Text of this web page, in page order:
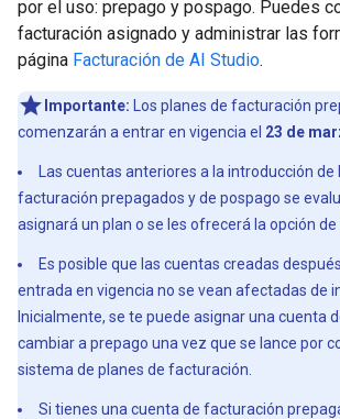
por el uso: prepago y pospago. Puedes
facturación asignado y administrar las
página Facturación de AI Studio.
Importante: Los planes de facturación
comenzarán a entrar en vigencia el 23 de
Las cuentas anteriores a la introducción de
facturación prepagados y de pospago se
asignará un plan o se les ofrecerá la opción de
Es posible que las cuentas creadas
entrada en vigencia no se vean afectadas de
Inicialmente, se te puede asignar una cuenta
cambiar a prepago una vez que se lance por
sistema de planes de facturación.
Si tienes una cuenta de facturación